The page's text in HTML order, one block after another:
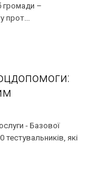
громади –
- Базової
які